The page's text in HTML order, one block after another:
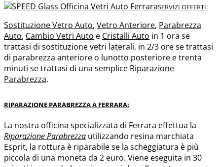
SERVIZI OFFERTI:
Sostituzione Vetro Auto, Vetro Anteriore, Parabrezza
Auto, Cambio Vetri Auto e Cristalli Auto in 1 ora se
trattasi di sostituzione vetri laterali, in 2/3 ore se trattasi
di parabrezza anteriore o lunotto posteriore e trenta
minuti se trattasi di una semplice Riparazione
Parabrezza.
RIPARAZIONE PARABREZZA A FERRARA:
La nostra officina specializzata di Ferrara effettua la
RiparazioneParabrezza utilizzando resina marchiata
Esprit, la rottura è riparabile se la scheggiatura è più
piccola di una moneta da 2 euro. Viene eseguita in 30